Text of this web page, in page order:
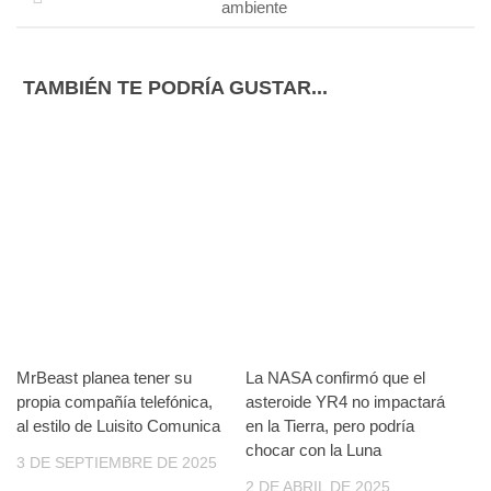
ambiente
TAMBIÉN TE PODRÍA GUSTAR...
MrBeast planea tener su
propia compañía telefónica,
al estilo de Luisito Comunica
3 DE SEPTIEMBRE DE 2025
La NASA confirmó que el
asteroide YR4 no impactará
en la Tierra, pero podría
chocar con la Luna
2 DE ABRIL DE 2025